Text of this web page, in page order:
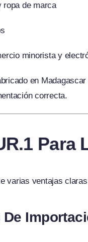
ropa de marca
minorista y
en
correcta.
Para
varias ventajas